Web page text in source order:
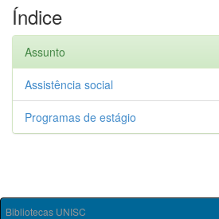
Índice
Assunto
Assistência social
Programas de estágio
Bibliotecas UNISC